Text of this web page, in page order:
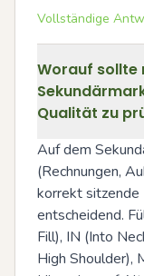
Vollständige
Worauf sollte
Qualität zu
Auf dem
(Rechnungen,
korrekt sitzende
entscheidend.
Fill), IN (Into
High Shoulder),